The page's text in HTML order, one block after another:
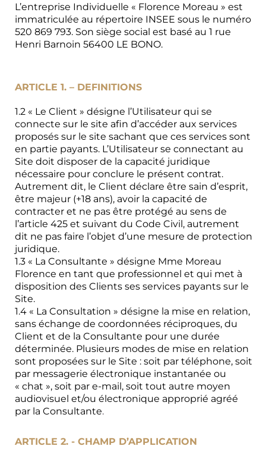
L’entreprise Individuelle « Florence Moreau » est
immatriculée au répertoire INSEE sous le numéro
520 869 793. Son siège social est basé au 1 rue
Henri Barnoin 56400 LE BONO.
ARTICLE 1. – DEFINITIONS
1.2 « Le Client » désigne l’Utilisateur qui se
connecte sur le site afin d’accéder aux services
proposés sur le site sachant que ces services sont
en partie payants. L’Utilisateur se connectant au
Site doit disposer de la capacité juridique
nécessaire pour conclure le présent contrat.
Autrement dit, le Client déclare être sain d’esprit,
être majeur (+18 ans), avoir la capacité de
contracter et ne pas être protégé au sens de
l’article 425 et suivant du Code Civil, autrement
dit ne pas faire l’objet d’une mesure de protection
juridique.
1.3 « La Consultante » désigne Mme Moreau
Florence en tant que professionnel et qui met à
disposition des Clients ses services payants sur le
Site.
1.4 « La Consultation » désigne la mise en relation,
sans échange de coordonnées réciproques, du
Client et de la Consultante pour une durée
déterminée. Plusieurs modes de mise en relation
sont proposées sur le Site : soit par téléphone, soit
par messagerie électronique instantanée ou
« chat », soit par e-mail, soit tout autre moyen
audiovisuel et/ou électronique approprié agréé
par la Consultante.
ARTICLE 2. - CHAMP D’APPLICATION